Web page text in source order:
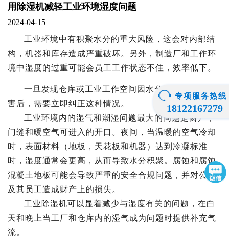
用除湿机减轻工业环境湿度问题
2024-04-15
工业环境中有积聚水分的重大风险，这会对内部结
构，机器和库存造成严重破坏。另外，制造厂和工作环
境中湿度的过重可能会员工工作状态不佳，效率低下。
一旦发现仓库或工业工作空间因水分积聚而受到损
害后，需要立即纠正这种情况。
工业环境内的湿气和潮湿问题最大的问题是窗户，
门缝和暖空气可进入的开口。夜间，当温暖的空气冷却
时，表面材料（地板，天花板和机器）达到冷凝标准
时，湿度通常会更高 ，从而导致水分积聚。腐蚀和腐蚀
混凝土地板可能会导致严重的安全合规问题，并对公司
及其员工造成财产上的损失。
工业除湿机可以显着减少与湿度有关的问题，在白
天和晚上当工厂和仓库内的湿气成为问题时提供补充气
流。
专项服务热线
18122167279